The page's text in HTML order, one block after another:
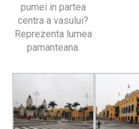
pumei in partea
centra a vasului?
Reprezenta lumea
pamanteana.